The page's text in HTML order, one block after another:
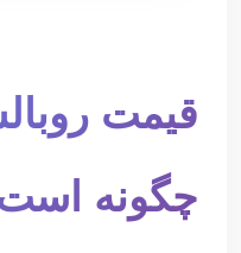
قیمت
چگونه